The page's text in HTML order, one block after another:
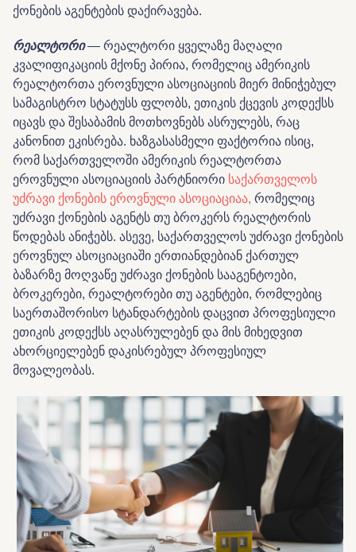
ქონების აგენტების დაქირავება.
რეალტორი— რეალტორი ყველაზე მაღალი
კვალიფიკაციის მქონე პირია, რომელიც ამერიკის
რეალტორთა ეროვნული ასოციაციის მიერ მინიჭებულ
სამაგისტრო სტატუსს ფლობს, ეთიკის ქცევის კოდექსს
იცავს და შესაბამის მოთხოვნებს ასრულებს, რაც
კანონით ეკისრება. ხაზგასასმელი ფაქტორია ისიც,
რომ საქართველოში ამერიკის რეალტორთა
ეროვნული ასოციაციის პარტნიორი საქართველოს
უძრავი ქონების ეროვნული ასოციაციაა, რომელიც
უძრავი ქონების აგენტს თუ ბროკერს რეალტორის
წოდებას ანიჭებს. ასევე, საქართველოს უძრავი ქონების
ეროვნულ ასოციაციაში ერთიანდებიან ქართულ
ბაზარზე მოღვაწე უძრავი ქონების სააგენტოები,
ბროკერები, რეალტორები თუ აგენტები, რომლებიც
საერთაშორისო სტანდარტების დაცვით პროფესიული
ეთიკის კოდექსს აღასრულებენ და მის მიხედვით
ახორციელებენ დაკისრებულ პროფესიულ
მოვალეობას.